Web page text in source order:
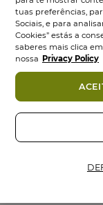
A Paleta 4
Magnólia, com
vários
naturais.
A sua fórmula
com Água
lentes de
• Aplicar as
tuas preferências,
Sociais, e para
Cookies” estás a
saberes mais clica
nossa Privacy Policy